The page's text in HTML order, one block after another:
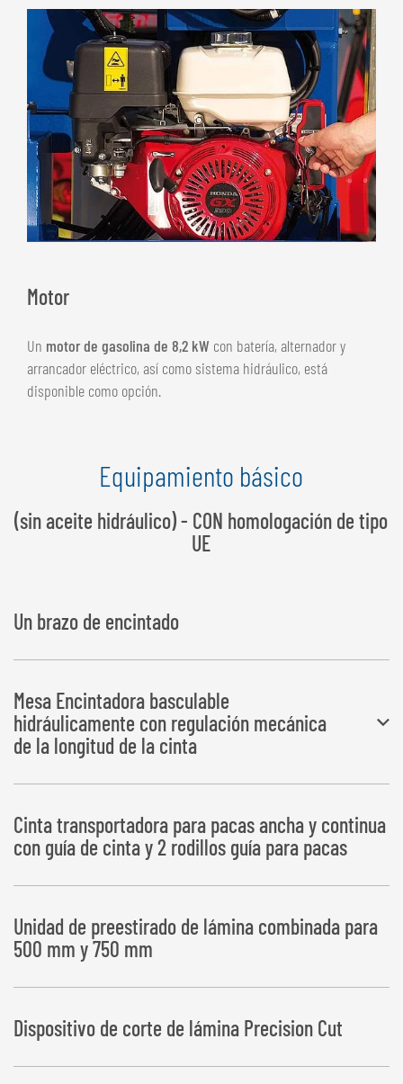
Motor
Un motor de gasolina de 8,2 kW con batería, alternador y
arrancador eléctrico, así como sistema hidráulico, está
disponible como opción.
Equipamiento básico
(sin aceite hidráulico) - CON homologación de tipo
UE
Un brazo de encintado
Mesa Encintadora basculable
hidráulicamente con regulación mecánica
de la longitud de la cinta
Depósito de pacas a la izquierda o derecha
Cinta transportadora para pacas ancha y continua
con guía de cinta y 2 rodillos guía para pacas
Unidad de preestirado de lámina combinada para
500 mm y 750 mm
Dispositivo de corte de lámina Precision Cut